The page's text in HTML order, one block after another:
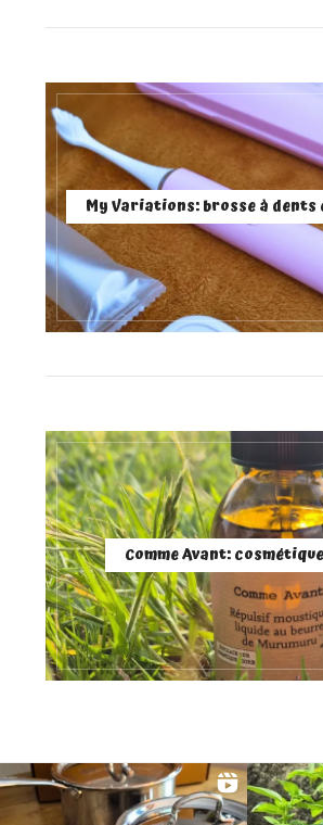
My Variations: brosse à
Comme Avant: